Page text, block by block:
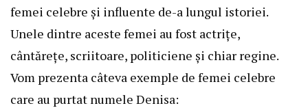
femei celebre și influente de-a lungul istoriei.
Unele dintre aceste femei au fost actrițe,
cântărețe, scriitoare, politiciene și chiar regine.
Vom prezenta câteva exemple de femei celebre
care au purtat numele Denisa: